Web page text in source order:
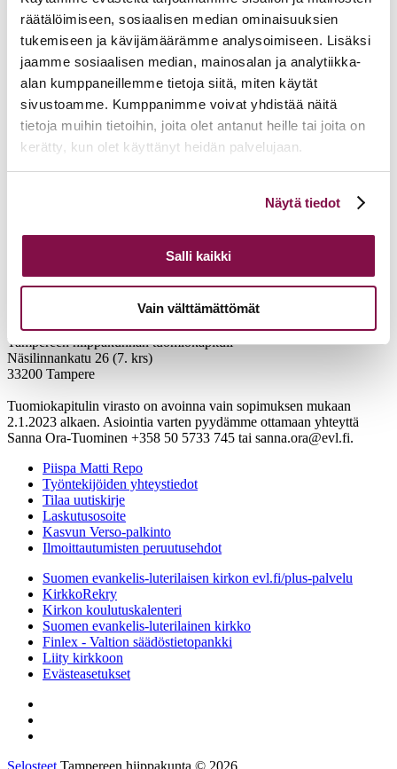
räätälöimiseen, sosiaalisen median ominaisuuksien
tukemiseen ja kävijämäärämme analysoimiseen. Lisäksi
jaamme sosiaalisen median, mainosalan ja analytiikka-
alan kumppaneillemme tietoja siitä, miten käytät
sivustoamme. Kumppanimme voivat yhdistää näitä
tietoja muihin tietoihin, joita olet antanut heille tai joita on
kerätty, kun olet käyttänyt heidän palvelujaan.
linkistä.
Näytä tiedot
Salli kaikki
Vain välttämättömät
Tampereen hiippakunnan tuomiokapituli
Näsilinnankatu 26 (7. krs)
33200 Tampere
Tuomiokapitulin virasto on avoinna vain sopimuksen mukaan
2.1.2023 alkaen. Asiointia varten pyydämme ottamaan yhteyttä
Sanna Ora-Tuominen +358 50 5733 745 tai sanna.ora@evl.fi.
Piispa Matti Repo
Työntekijöiden yhteystiedot
Tilaa uutiskirje
Laskutusosoite
Kasvun Verso-palkinto
Ilmoittautumisten peruutusehdot
Suomen evankelis-luterilaisen kirkon evl.fi/plus-palvelu
KirkkoRekry
Kirkon koulutuskalenteri
Suomen evankelis-luterilainen kirkko
Finlex - Valtion säädöstietopankki
Liity kirkkoon
Evästeasetukset
Selosteet Tampereen hiippakunta © 2026